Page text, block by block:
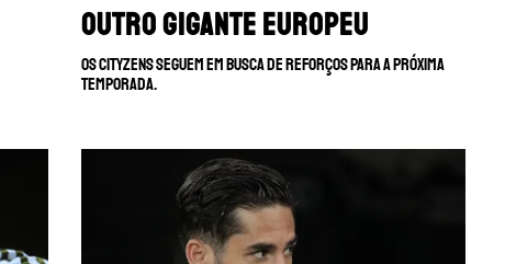
outro gigante europeu
Os cityzens seguem em busca de reforços para a próxima
temporada.